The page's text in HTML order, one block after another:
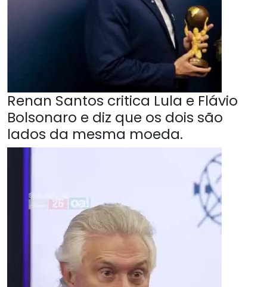
Renan Santos critica Lula e Flávio
Bolsonaro e diz que os dois são
lados da mesma moeda.